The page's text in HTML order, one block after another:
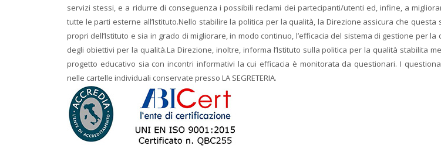
servizi stessi, e a ridurre di conseguenza i possibili reclami dei partecipanti/utenti ed, infine, a
tutte le parti esterne all’Istituto.Nello stabilire la politica per la qualità, la Direzione assicura che
propri dell’Istituto e sia in grado di migliorare, in modo continuo, l’efficacia del sistema di gestione per
degli obiettivi per la qualità.La Direzione, inoltre, informa l’Istituto sulla politica per la qualità stabilita
progetto educativo sia con incontri informativi la cui efficacia è monitorata da questionari. I
nelle cartelle individuali conservate presso LA SEGRETERIA.